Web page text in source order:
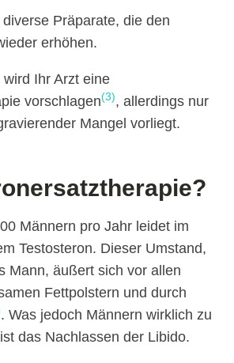
Präparate, die den
erhöhen.
Ihr Arzt eine
vorschlagen(3), allerdings nur
Mangel vorliegt.
Männern pro Jahr leidet im
Testosteron. Dieser Umstand,
Mann, äußert sich vor allen
Fettpolstern und durch
. Was jedoch Männern wirklich zu
das Nachlassen der Libido.